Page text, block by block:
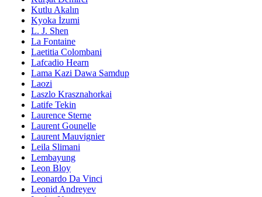
Kutlu Akalın
Kyoka İzumi
L. J. Shen
La Fontaine
Laetitia Colombani
Lafcadio Hearn
Lama Kazi Dawa Samdup
Laozi
Laszlo Krasznahorkai
Latife Tekin
Laurence Sterne
Laurent Gounelle
Laurent Mauvignier
Leila Slimani
Lembayung
Leon Bloy
Leonardo Da Vinci
Leonid Andreyev